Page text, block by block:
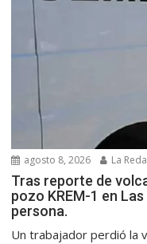
agosto 8, 2026 La
Tras reporte de
pozo KREM-1 en
persona.
Un trabajador perdió la